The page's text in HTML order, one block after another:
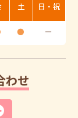
土 日・祝
● ー
わせ